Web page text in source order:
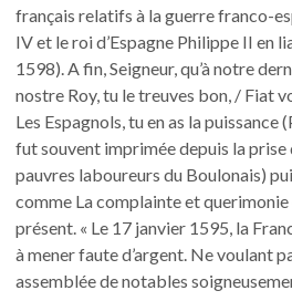
français relatifs à la guerre franco-
IV et le roi d’Espagne Philippe II en
1598). A fin, Seigneur, qu’à notre
nostre Roy, tu le treuves bon, / Fiat
Les Espagnols, tu en as la
fut souvent imprimée depuis la
pauvres laboureurs du Boulonais)
comme La complainte et
présent. « Le 17 janvier 1595, la
à mener faute d’argent. Ne voulant
assemblée de notables